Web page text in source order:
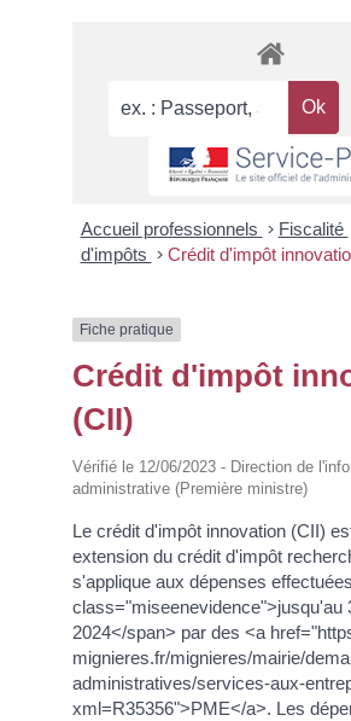
Accueil professionnels > Fiscalité
d'impôts > Crédit d'impôt
Fiche pratique
Crédit d'impôt
(CII)
Vérifié le 12/06/2023 - Direction de
administrative (Première ministre)
Le crédit d'impôt innovation (CII)
extension du crédit d'impôt
s'applique aux dépenses
class="miseenevidence">jusqu'au
2024</span> par des <a
mignieres.fr/mignieres/mairie/
administratives/services-aux-
xml=R35356">PME</a>. Les